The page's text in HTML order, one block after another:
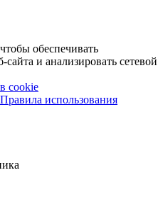
обеспечивать
и анализировать сетевой
cookie
Правила использования